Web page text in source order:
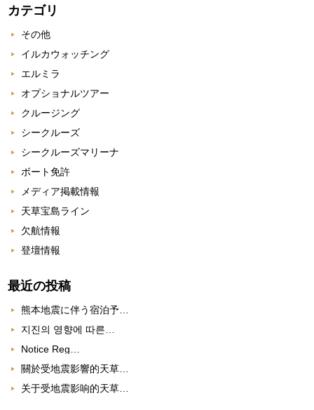
カテゴリ
その他
イルカウォッチング
エルミラ
オプショナルツアー
クルージング
シークルーズ
シークルーズマリーナ
ボート免許
メディア掲載情報
天草宝島ライン
欠航情報
登壇情報
最近の投稿
熊本地震に伴う宿泊予…
지진의 영향에 따른…
Notice Reg…
關於受地震影響的天草…
关于受地震影响的天草…